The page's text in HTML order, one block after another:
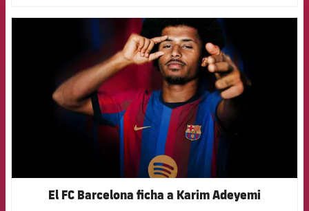
FCB Barcelona badge
El FC Barcelona ficha a Karim Adeyemi